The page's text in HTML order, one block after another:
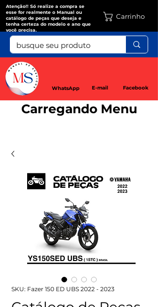
Atenção!! Só realize a compra se
esse for realmente o Manual ou
catálogo de peças que deseja e
tenha certeza do modelo e ano que
você precisa.
WhatsApp E-mail Facebook
Carrinho
Carregando Menu
SKU: Fazer 150 ED UBS 2022 - 2023